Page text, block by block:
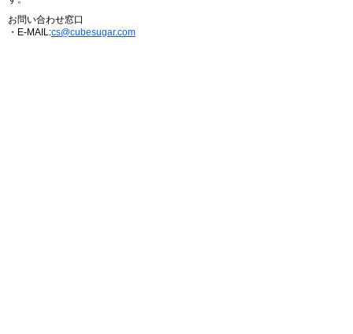
お問い合わせ窓口
・E-MAIL:cs@cubesugar.com